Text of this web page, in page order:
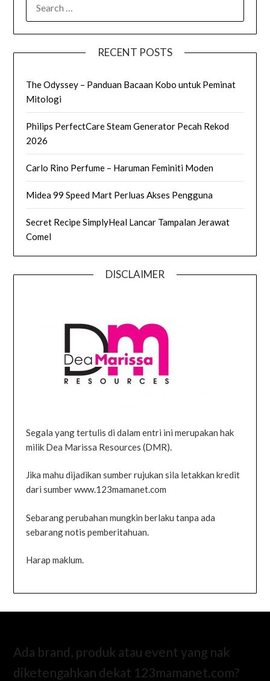
RECENT POSTS
The Odyssey – Panduan Bacaan Kobo untuk Peminat
Mitologi
Philips PerfectCare Steam Generator Pecah Rekod
2026
Carlo Rino Perfume – Haruman Feminiti Moden
Midea 99 Speed Mart Perluas Akses Pengguna
Secret Recipe SimplyHeal Lancar Tampalan Jerawat
Comel
DISCLAIMER
Segala yang tertulis di dalam entri ini merupakan hak
milik Dea Marissa Resources (DMR).
Jika mahu dijadikan sumber rujukan sila letakkan kredit
dari sumber www.123mamanet.com
Sebarang perubahan mungkin berlaku tanpa ada
sebarang notis pemberitahuan.
Harap maklum.
Ada brand, produk atau event yang nak
diketengahkan dekat 123mamanet.com?